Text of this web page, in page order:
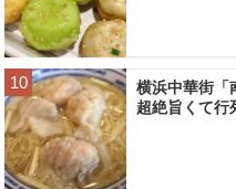
横浜中華街「
超絶旨くて行